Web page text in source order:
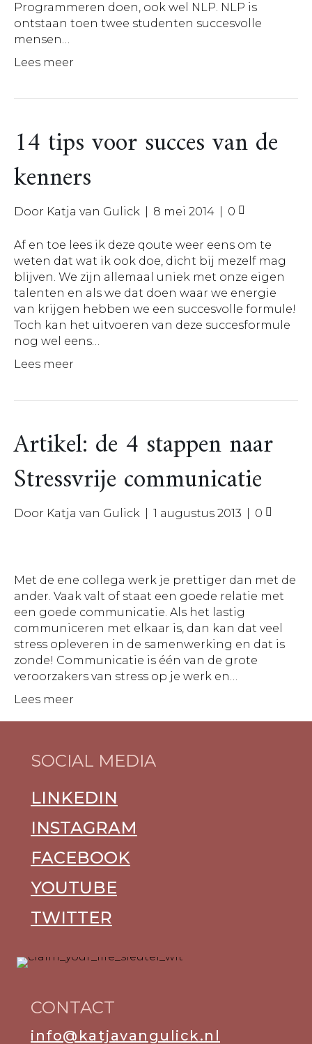
Programmeren doen, ook wel NLP. NLP is
ontstaan toen twee studenten succesvolle
mensen…
Lees meer
14 tips voor succes van de
kenners
Door Katja van Gulick 8 mei 2014 0
Af en toe lees ik deze qoute weer eens om te
weten dat wat ik ook doe, dicht bij mezelf mag
blijven. We zijn allemaal uniek met onze eigen
talenten en als we dat doen waar we energie
van krijgen hebben we een succesvolle formule!
Toch kan het uitvoeren van deze succesformule
nog wel eens…
Lees meer
Artikel: de 4 stappen naar
Stressvrije communicatie
Door Katja van Gulick 1 augustus 2013 0
Met de ene collega werk je prettiger dan met de
ander. Vaak valt of staat een goede relatie met
een goede communicatie. Als het lastig
communiceren met elkaar is, dan kan dat veel
stress opleveren in de samenwerking en dat is
zonde! Communicatie is één van de grote
veroorzakers van stress op je werk en…
Lees meer
SOCIAL MEDIA
LINKEDIN
INSTAGRAM
FACEBOOK
YOUTUBE
TWITTER
CONTACT
info@katjavangulick.nl